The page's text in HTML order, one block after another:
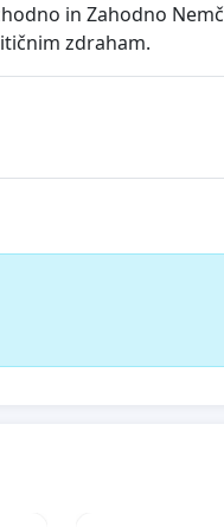
in Zahodno
zdraham.